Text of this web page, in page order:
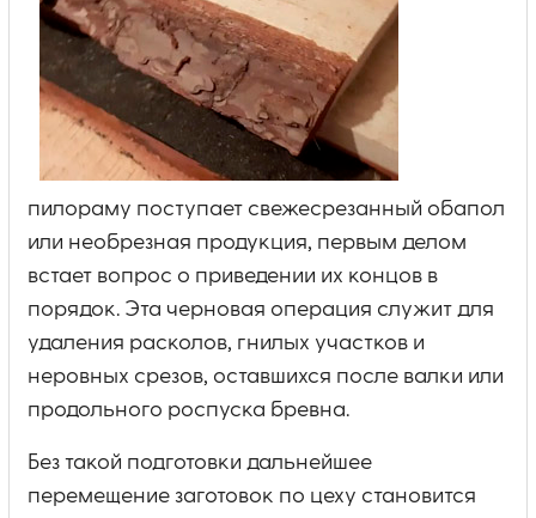
пилораму поступает свежесрезанный обапол
или необрезная продукция, первым делом
встает вопрос о приведении их концов в
порядок. Эта черновая операция служит для
удаления расколов, гнилых участков и
неровных срезов, оставшихся после валки или
продольного роспуска бревна.
Без такой подготовки дальнейшее
перемещение заготовок по цеху становится